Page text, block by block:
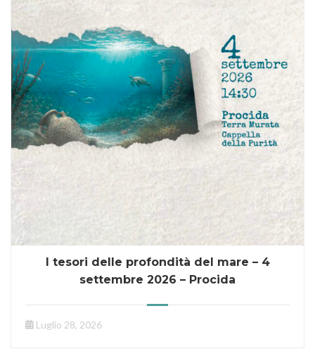
I tesori delle profondità del mare – 4
settembre 2026 – Procida
Luglio 28, 2026